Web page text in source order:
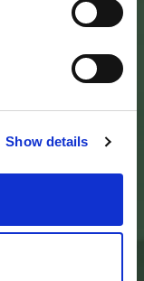
Show details